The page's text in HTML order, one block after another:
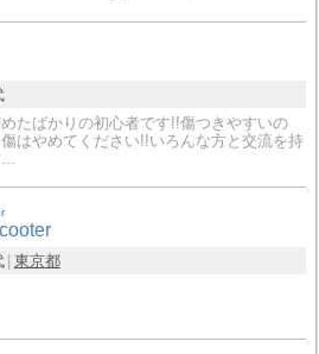
たばかりの初心者です!!傷つきやすいの
はやめてください!!いろんな方と交流を持
…
東京都